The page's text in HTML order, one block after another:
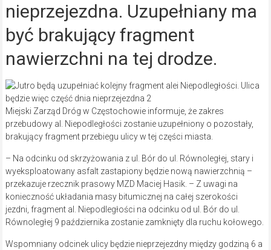
nieprzejezdna. Uzupełniany ma
być brakujący fragment
nawierzchni na tej drodze.
Miejski Zarząd Dróg w Częstochowie informuje, że zakres
przebudowy al. Niepodległości zostanie uzupełniony o pozostały,
brakujący fragment przebiegu ulicy w tej części miasta.
– Na odcinku od skrzyżowania z ul. Bór do ul. Równoległej, stary i
wyeksploatowany asfalt zastapiony będzie nową nawierzchnią –
przekazuje rzecznik prasowy MZD Maciej Hasik. – Z uwagi na
konieczność układania masy bitumicznej na całej szerokości
jezdni, fragment al. Niepodległości na odcinku od ul. Bór do ul.
Równoległej 9 października zostanie zamknięty dla ruchu kołowego.
Wspomniany odcinek ulicy będzie nieprzejezdny między godziną 6 a